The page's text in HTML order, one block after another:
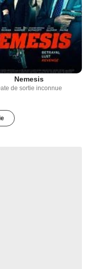
Nemesis
de sortie inconnue